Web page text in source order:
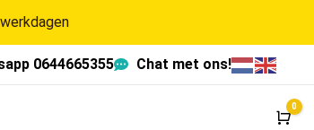
0644665355 Chat met ons!
0